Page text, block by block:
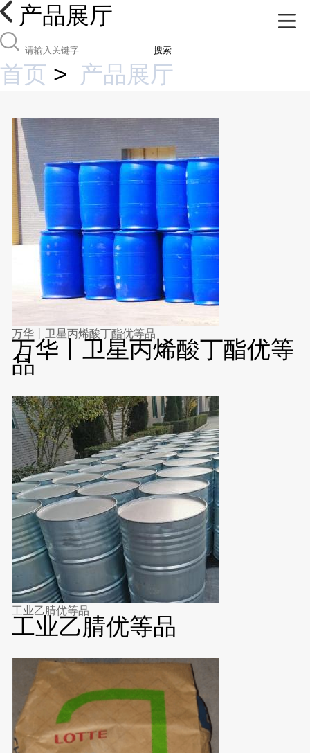
产品展厅
搜索
首页 > 产品展厅
万华丨卫星丙烯酸丁酯优等品
万华丨卫星丙烯酸丁酯优等
品
工业乙腈优等品
工业乙腈优等品